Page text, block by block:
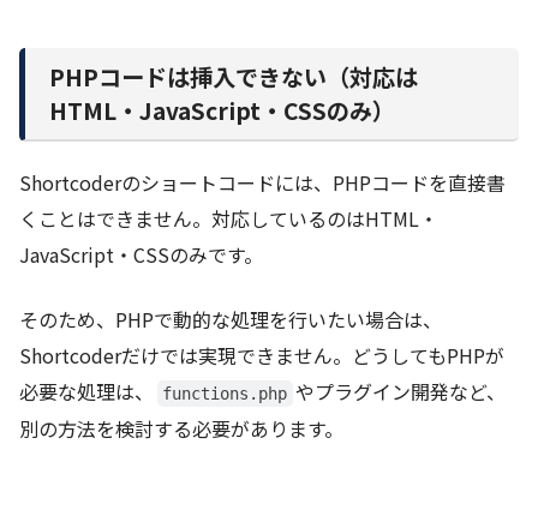
PHPコードは挿入できない（対応は
HTML・JavaScript・CSSのみ）
Shortcoderのショートコードには、PHPコードを直接書
くことはできません。対応しているのはHTML・
JavaScript・CSSのみです。
そのため、PHPで動的な処理を行いたい場合は、
Shortcoderだけでは実現できません。どうしてもPHPが
必要な処理は、
functions.php やプラグイン開発など、
別の方法を検討する必要があります。